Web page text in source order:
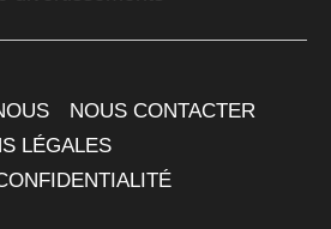
NOUS CONTACTER
LÉGALES